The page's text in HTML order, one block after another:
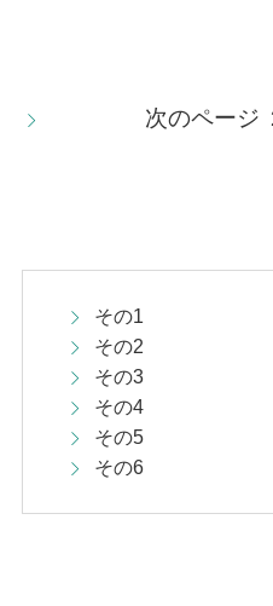
次のページ
その1
その2
その3
その4
その5
その6